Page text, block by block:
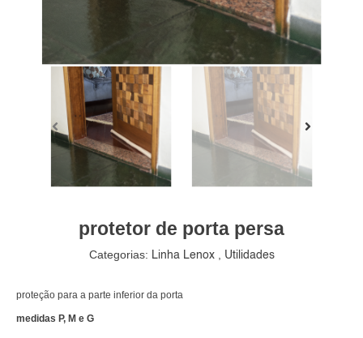
protetor de porta persa
Categorias: Linha Lenox, Utilidades
proteção para a parte inferior da porta
medidas P, M e G